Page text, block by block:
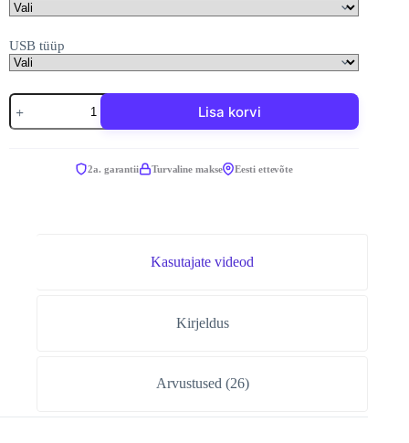
USB tüüp
Ottocast
Mini
Slim
Lisa korvi
2a. garantii Turvaline makse Eesti ettevõte
Kasutajate videod
Kirjeldus
Arvustused (26)